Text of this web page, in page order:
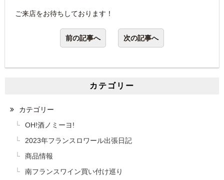
ご来店をお待ちしております！
前の記事へ 次の記事へ
カテゴリー
カテゴリー
OH!酒ノミーヨ!
2023年フランスロワール出張日記
商品情報
南フランスワイン買い付け巡り